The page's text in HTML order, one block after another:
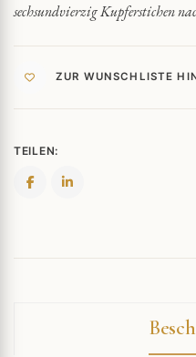
sechsundvierzig Kupferstichen
ZUR WUNSCHLISTE
TEILEN: